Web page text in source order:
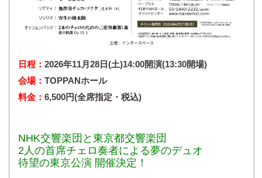
日程： 2026年11月28日(土)14:00開演(13:30開場)
会場： TOPPANホール
料金： 6,500円(全席指定・税込)
NHK交響楽団と東京都交響楽団
2人の首席チェロ奏者による夢のデュオ
待望の東京公演 開催決定！